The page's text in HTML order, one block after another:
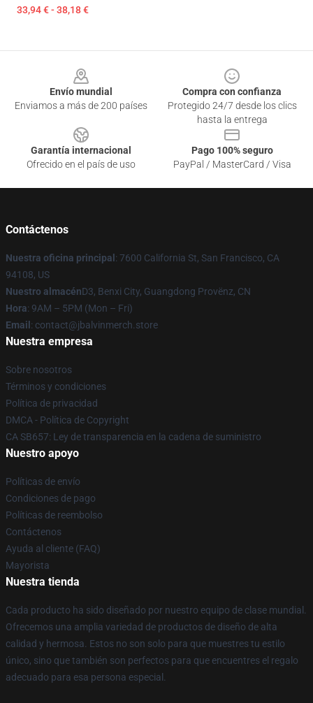
33,94 € - 38,18 €
Envío mundial
Enviamos a más de 200 países
Compra con confianza
Protegido 24/7 desde los clics
hasta la entrega
Garantía internacional
Ofrecido en el país de uso
Pago 100% seguro
PayPal / MasterCard / Visa
Contáctenos
Nuestra oficina principal : 7600 California St, San Francisco, CA
94108, US
Nuestro almacénD3, Benxi City, Guangdong Provënz, CN
Hora: 9AM – 5PM (Mon – Fri)
Email : contact@jbalvinmerch.store
Nuestra empresa
Sobre nosotros
Términos y condiciones
Política de privacidad
DMCA - Política de Copyright
CA SB657: Ley de transparencia en la cadena de suministro
Nuestro apoyo
Políticas de envío
Condiciones de pago
Políticas de reembolso
Contáctenos
Ayuda al cliente (FAQ)
Mayorista
Nuestra tienda
Cada producto ha sido diseñado por nuestro equipo de clase mundial.
Ofrecemos una amplia variedad de productos de diseño de alta
calidad y hermosa. Estos no son solo para que muestres tu estilo
único, sino que también son perfectos para que encuentres el regalo
adecuado para esa persona especial.